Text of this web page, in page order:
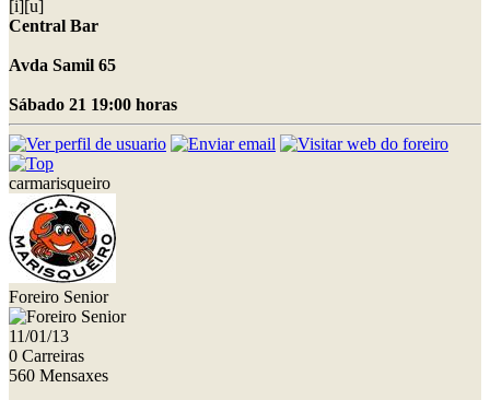
[i][u]
Central Bar
Avda Samil 65
Sábado 21 19:00 horas
carmarisqueiro
Foreiro Senior
11/01/13
0 Carreiras
560 Mensaxes